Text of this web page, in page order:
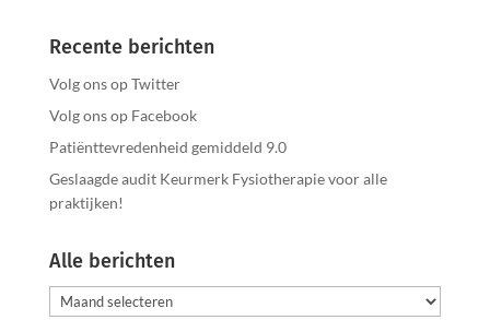
Recente berichten
Volg ons op Twitter
Volg ons op Facebook
Patiënttevredenheid gemiddeld 9.0
Geslaagde audit Keurmerk Fysiotherapie voor alle
praktijken!
Alle berichten
Alle